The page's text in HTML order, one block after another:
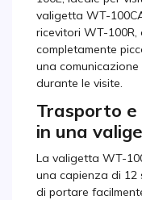
valigetta WT-
ricevitori WT-
completamente
una
durante le visite.
Trasporto e
in una
La valigetta WT-
una capienza di 12
di portare